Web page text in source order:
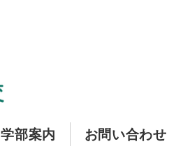
学部案内 お問い合わせ